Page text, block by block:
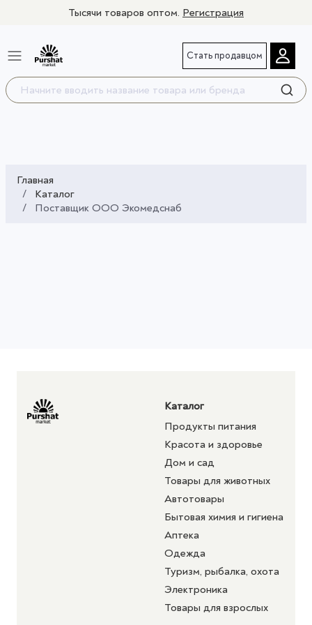
Тысячи товаров оптом. Регистрация
Стать продавцом
Главная
Каталог
Поставщик OOO Экомедснаб
Каталог
Продукты питания
Красота и здоровье
Дом и сад
Товары для животных
Автотовары
Бытовая химия и гигиена
Аптека
Одежда
Туризм, рыбалка, охота
Электроника
Товары для взрослых